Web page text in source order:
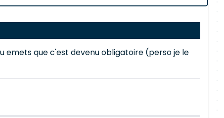
emets que c'est devenu obligatoire (perso je le